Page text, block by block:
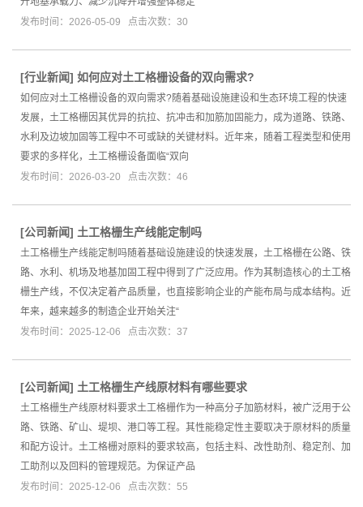
发布时间：2026-05-09 点击次数：30
[行业新闻] 如何应对土工格栅设备的双向需求?
如何应对土工格栅设备的双向需求?随着基础设施建设和生态环境工程的快速
发展，土工格栅因其优异的抗拉、抗冲击和加筋加固能力，成为道路、铁路、
水利及边坡加固等工程中不可或缺的关键材料。近年来，随着工程类型和使用
要求的多样化，土工格栅设备面临“双向
发布时间：2026-03-20 点击次数：46
[公司新闻] 土工格栅生产线能定制吗
土工格栅生产线能定制吗随着基础设施建设的快速发展，土工格栅在公路、铁
路、水利、机场及地基加固工程中得到了广泛应用。作为其制造核心的土工格
栅生产线，不仅决定着产品质量，也直接影响企业的产能布局与成本结构。近
年来，越来越多的制造企业开始关注“
发布时间：2025-12-06 点击次数：37
[公司新闻] 土工格栅生产线原材料有哪些要求
土工格栅生产线原材料要求土工格栅作为一种高分子加筋材料，被广泛用于公
路、铁路、矿山、堤坝、港口等工程。其性能稳定性主要取决于原材料的质量
和配方设计。土工格栅对原料的要求较高，包括主料、改性助剂、稳定剂、加
工助剂以及回料的管理规范。为保证产品
发布时间：2025-12-06 点击次数：55